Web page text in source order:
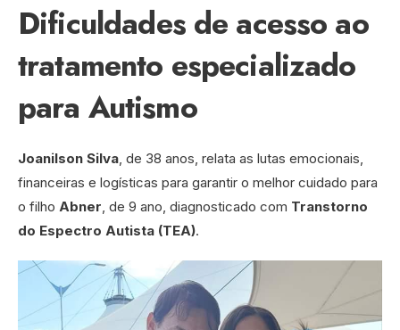
Dificuldades de acesso ao
tratamento especializado
para Autismo
Joanilson Silva , de 38 anos, relata as lutas emocionais,
financeiras e logísticas para garantir o melhor cuidado para
o filho Abner , de 9 ano, diagnosticado com Transtorno
do Espectro Autista (TEA).